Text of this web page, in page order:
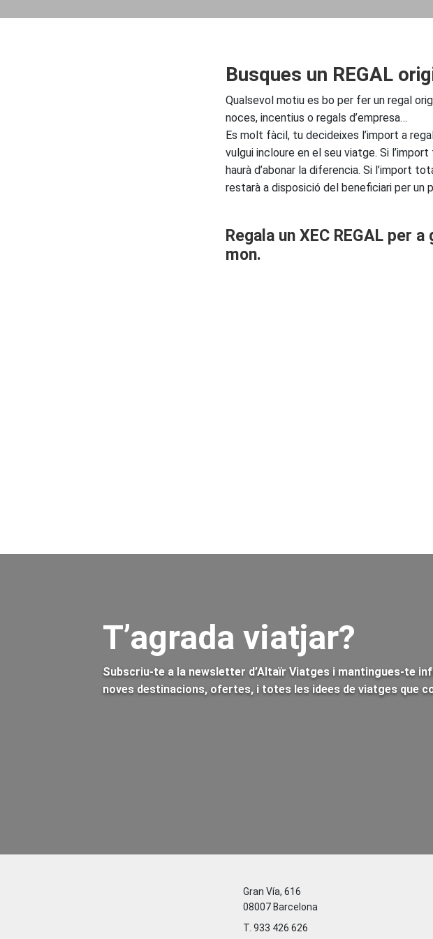
Busques un REGAL
Qualsevol motiu es bo per fer un regal
noces, incentius o regals d’empresa…
Es molt fàcil, tu decideixes l’import a
vulgui incloure en el seu viatge. Si
haurà d’abonar la diferencia. Si l’import
restarà a disposició del beneficiari per un
Regala un XEC REGAL per
mon.
T’agrada viatjar?
Subscriu-te a la newsletter d’Altaïr Viatges i mantingues-te
noves destinacions, ofertes, i totes les idees de viatges que
Gran Vía, 616
08007 Barcelona
T. 933 426 626